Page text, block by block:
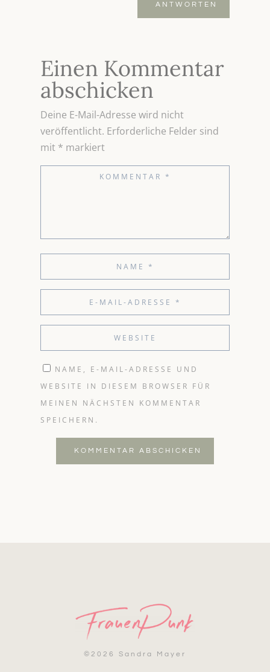
ANTWORTEN
Einen Kommentar
abschicken
Deine E-Mail-Adresse wird nicht
veröffentlicht. Erforderliche Felder sind
mit * markiert
NAME, E-MAIL-ADRESSE UND
WEBSITE IN DIESEM BROWSER FÜR
MEINEN NÄCHSTEN KOMMENTAR
SPEICHERN.
KOMMENTAR ABSCHICKEN
© 2026 Sandra Mayer